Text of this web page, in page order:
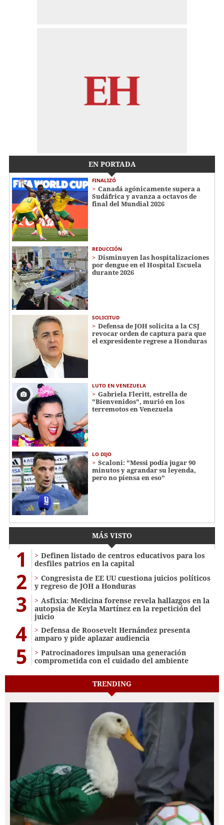
EN PORTADA
FINALIZÓ
Canadá agónicamente supera a
Sudáfrica y avanza a octavos de
final del Mundial 2026
REDUCCIÓN
Disminuyen las hospitalizaciones
por dengue en el Hospital Escuela
durante 2026
SOLICITUD
Defensa de JOH solicita a la CSJ
revocar orden de captura para que
el expresidente regrese a Honduras
LUTO EN VENEZUELA
Gabriela Fleritt, estrella de
"Bienvenidos", murió en los
terremotos en Venezuela
LO DIJO
Scaloni: "Messi podía jugar 90
minutos y agrandar su leyenda,
pero no piensa en eso"
MÁS VISTO
1
Definen listado de centros educativos para los
desfiles patrios en la capital
2
Congresista de EE UU cuestiona juicios políticos
y regreso de JOH a Honduras
3
Asfixia: Medicina forense revela hallazgos en la
autopsia de Keyla Martínez en la repetición del
juicio
4
Defensa de Roosevelt Hernández presenta
amparo y pide aplazar audiencia
5
Patrocinadores impulsan una generación
comprometida con el cuidado del ambiente
TRENDING